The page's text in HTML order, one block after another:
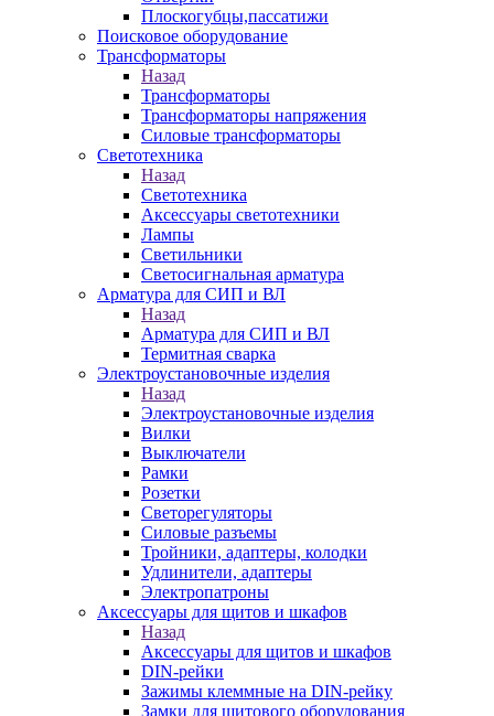
Плоскогубцы,пассатижи
Поисковое оборудование
Трансформаторы
Назад
Трансформаторы
Трансформаторы напряжения
Силовые трансформаторы
Светотехника
Назад
Светотехника
Аксессуары светотехники
Лампы
Светильники
Светосигнальная арматура
Арматура для СИП и ВЛ
Назад
Арматура для СИП и ВЛ
Термитная сварка
Электроустановочные изделия
Назад
Электроустановочные изделия
Вилки
Выключатели
Рамки
Розетки
Светорегуляторы
Силовые разъемы
Тройники, адаптеры, колодки
Удлинители, адаптеры
Электропатроны
Аксессуары для щитов и шкафов
Назад
Аксессуары для щитов и шкафов
DIN-рейки
Зажимы клеммные на DIN-рейку
Замки для щитового оборудования